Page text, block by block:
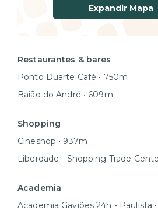
Expandir Mapa
Restaurantes & bares
Ponto Duarte Café • 750m
Baião do André • 609m
Shopping
Cineshop • 937m
Liberdade - Shopping Trade
Academia
Academia Gaviões 24h - Paulista